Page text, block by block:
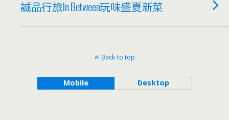
誠品行旅In Between玩味盛夏新菜
Back to top
Mobile Desktop